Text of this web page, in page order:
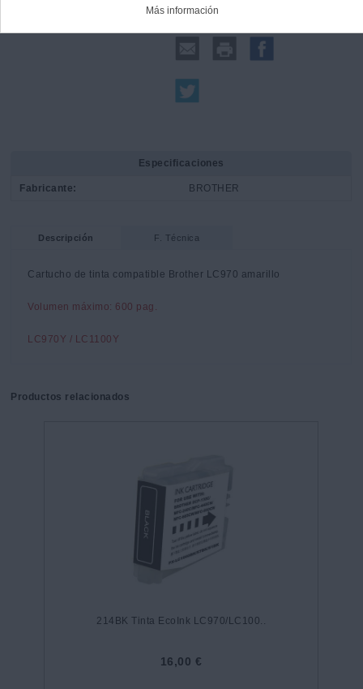
Compartir:
Especificaciones
Fabricante: BROTHER
Descripción F. Técnica
Cartucho de tinta compatible Brother LC970 amarillo
Volumen máximo: 600 pag.
LC970Y / LC1100Y
Productos relacionados
214BK Tinta EcoInk LC970/LC100..
16,00 €